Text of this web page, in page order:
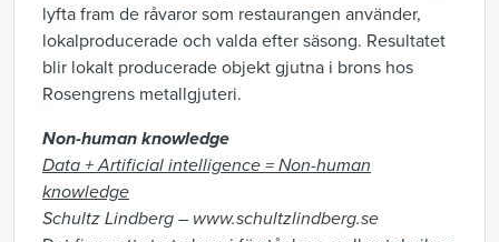
lyfta fram de råvaror som restaurangen använder,
lokalproducerade och valda efter säsong. Resultatet
blir lokalt producerade objekt gjutna i brons hos
Rosengrens metallgjuteri.
Non-human knowledge
Data + Artificial intelligence =Non-human
knowledge
Schultz Lindberg – www.schultzlindberg.se